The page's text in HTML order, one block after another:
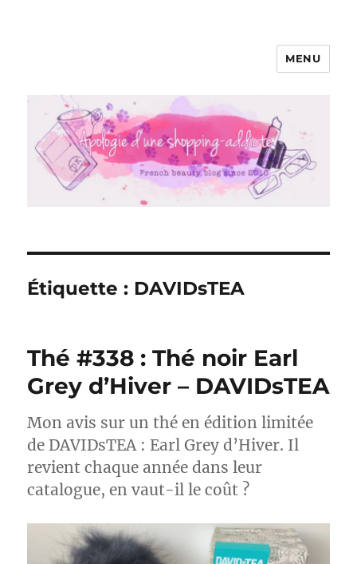
Apologie d'une Shopping-addicte
MENU
Étiquette : DAVIDsTEA
Thé #338 : Thé noir Earl
Grey d’Hiver – DAVIDsTEA
Mon avis sur un thé en édition limitée
de DAVIDsTEA : Earl Grey d’Hiver. Il
revient chaque année dans leur
catalogue, en vaut-il le coût ?